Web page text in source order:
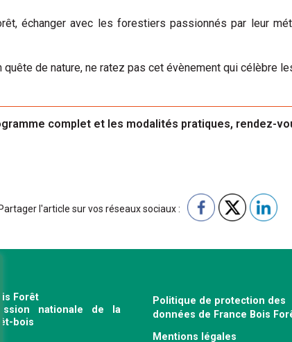
échanger avec les forestiers passionnés par leur
de nature, ne ratez pas cet évènement qui célèbre
complet et les modalités pratiques, rendez-
Partager l'article sur vos réseaux sociaux :
Forêt
nationale de la
bois
Politique de protection des
données de France Bois
Mentions légales